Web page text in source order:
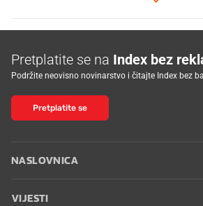
Pretplatite se na Index bez
Podržite neovisno novinarstvo i čitajte Index bez
Pretplatite se
NASLOVNICA
VIJESTI